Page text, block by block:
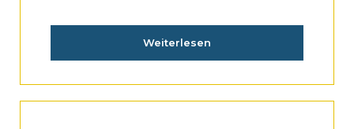
Weiterlesen